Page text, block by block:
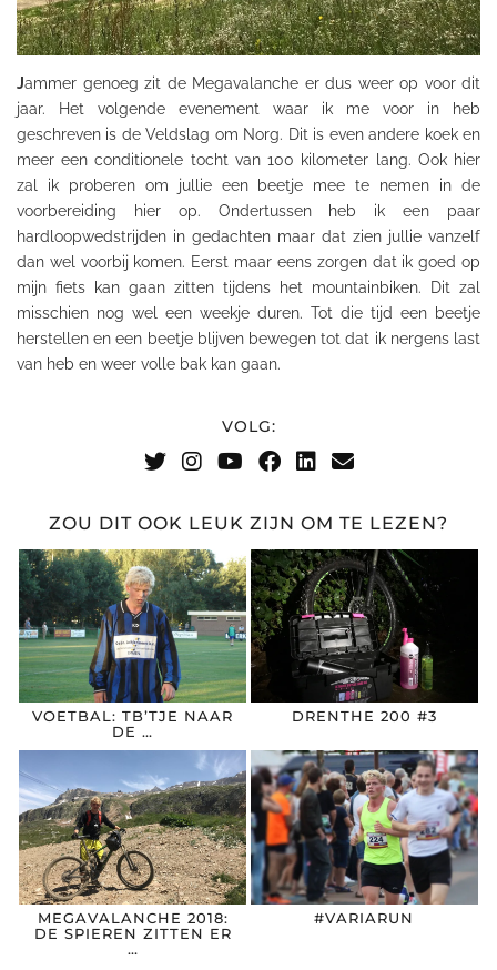
Jammer genoeg zit de Megavalanche er dus weer op voor dit
jaar. Het volgende evenement waar ik me voor in heb
geschreven is de Veldslag om Norg. Dit is even andere koek en
meer een conditionele tocht van 100 kilometer lang. Ook hier
zal ik proberen om jullie een beetje mee te nemen in de
voorbereiding hier op. Ondertussen heb ik een paar
hardloopwedstrijden in gedachten maar dat zien jullie vanzelf
dan wel voorbij komen. Eerst maar eens zorgen dat ik goed op
mijn fiets kan gaan zitten tijdens het mountainbiken. Dit zal
misschien nog wel een weekje duren. Tot die tijd een beetje
herstellen en een beetje blijven bewegen tot dat ik nergens last
van heb en weer volle bak kan gaan.
VOLG:
ZOU DIT OOK LEUK ZIJN OM TE LEZEN?
VOETBAL: TB’TJE NAAR
DE …
DRENTHE 200 #3
MEGAVALANCHE 2018:
DE SPIEREN ZITTEN ER
…
#VARIARUN